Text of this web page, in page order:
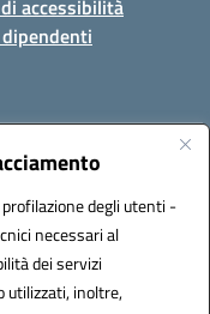
degli utenti -
necessari al
dei servizi
utilizzati, inoltre,
accessibilità